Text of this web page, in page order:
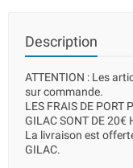
Description
ATTENTION : Les
sur commande.
LES FRAIS DE PORT
GILAC SONT DE 20€
La livraison est
GILAC.